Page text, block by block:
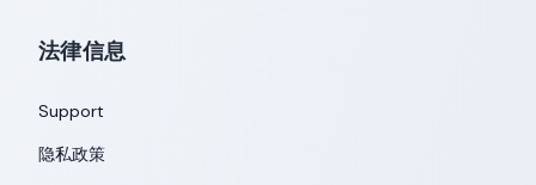
法律信息
Support
隐私政策